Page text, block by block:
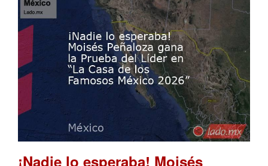
¡Nadie lo esperaba! Moisés